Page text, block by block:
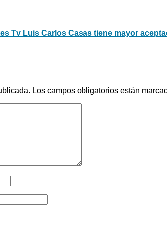
Tv Luis Carlos Casas tiene mayor
Los campos obligatorios están